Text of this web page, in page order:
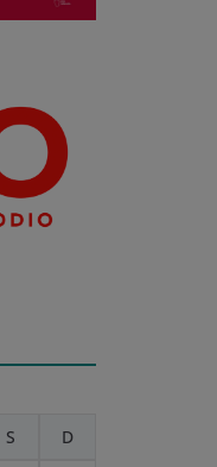
S D